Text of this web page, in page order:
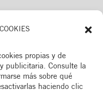
propias y de
publicitaria. Consulte la
más sobre qué
haciendo clic